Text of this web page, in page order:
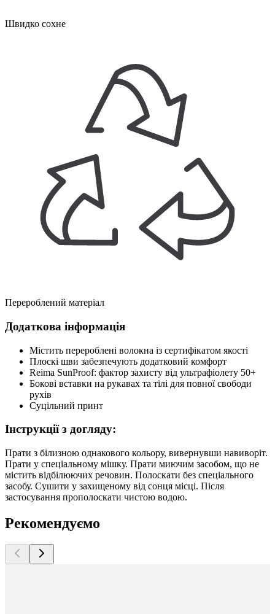
Швидко сохне
Перероблений матеріал
Додаткова інформація
Містить перероблені волокна із сертифікатом якості
Плоскі шви забезпечують додатковий комфорт
Reima SunProof: фактор захисту від ультрафіолету 50+
Бокові вставки на рукавах та тілі для повної свободи
рухів
Суцільний принт
Інструкції з догляду:
Прати з білизною однакового кольору, вивернувши навиворіт.
Прати у спеціальному мішку. Прати миючим засобом, що не
містить відбілюючих речовин. Полоскати без спеціального
засобу. Сушити у захищеному від сонця місці. Після
застосування прополоскати чистою водою.
Рекомендуємо